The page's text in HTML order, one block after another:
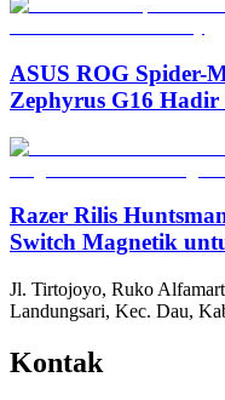
ASUS ROG Spider-
Zephyrus G16
Razer Rilis
Switch Magnetik
Jl. Tirtojoyo, Ruko
Landungsari, Kec. Dau,
Kontak